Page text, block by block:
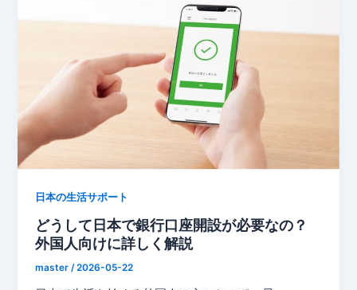
日本の生活サポート
どうして日本で銀行口座開設が必要なの？
外国人向けに詳しく解説
master /2026-05-22